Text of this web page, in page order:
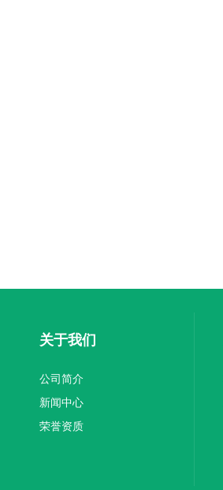
关于我们
公司简介
新闻中心
荣誉资质